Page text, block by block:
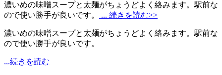
濃いめの味噌スープと太麺がちょうどよく絡みます。駅前な
ので使い勝手が良いです。
... 続きを読む>>
濃いめの味噌スープと太麺がちょうどよく絡みます。駅前な
ので使い勝手が良いです。
...続きを読む